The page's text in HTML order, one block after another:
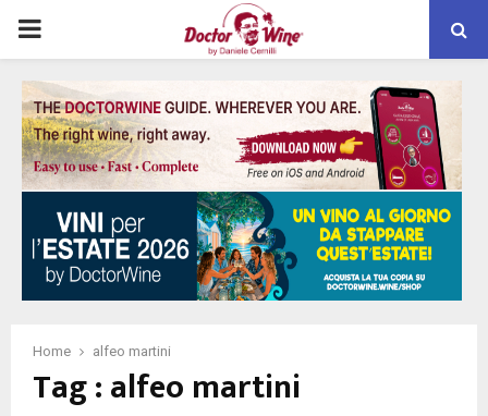
PRIMARY
MENU
Home alfeo martini
Tag : alfeo martini